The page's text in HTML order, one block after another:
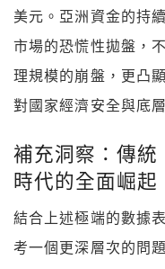
美元。亞洲資金的持
市場的恐慌性拋盤，
理規模的崩盤，更凸
對國家經濟安全與底
補充洞察：傳統
時代的全面崛起
結合上述極端的數據
考一個更深層次的問